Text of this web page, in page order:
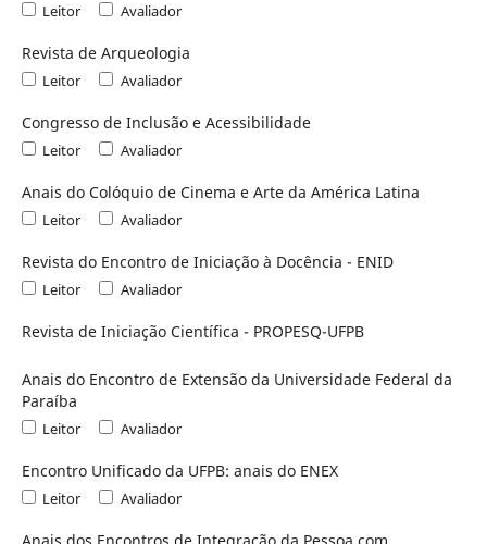
Leitor Avaliador
Revista de Arqueologia
Leitor Avaliador
Congresso de Inclusão e Acessibilidade
Leitor Avaliador
Anais do Colóquio de Cinema e Arte da América Latina
Leitor Avaliador
Revista do Encontro de Iniciação à Docência - ENID
Leitor Avaliador
Revista de Iniciação Científica - PROPESQ-UFPB
Anais do Encontro de Extensão da Universidade Federal da
Paraíba
Leitor Avaliador
Encontro Unificado da UFPB: anais do ENEX
Leitor Avaliador